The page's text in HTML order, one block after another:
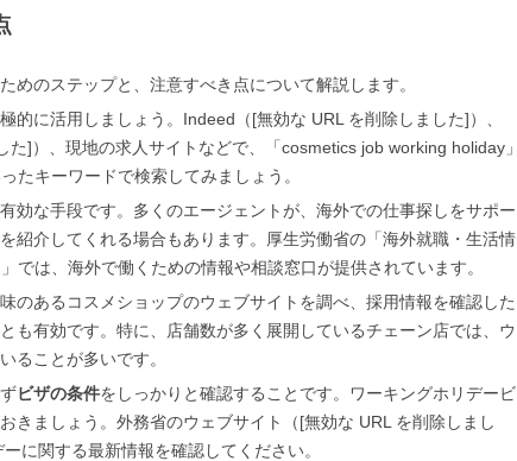
めのステップと、注意すべき点について解説します。
的に活用しましょう。Indeed（[無効な URL を削除しました]）、
]）、現地の求人サイトなどで、「cosmetics job working holiday」
たキーワードで検索してみましょう。
効な手段です。多くのエージェントが、海外での仕事探しをサポー
紹介してくれる場合もあります。厚生労働省の「海外就職・生活情
では、海外で働くための情報や相談窓口が提供されています。
のあるコスメショップのウェブサイトを調べ、採用情報を確認した
も有効です。特に、店舗数が多く展開しているチェーン店では、ウ
ることが多いです。
ビザの条件をしっかりと確認することです。ワーキングホリデービ
きましょう。外務省のウェブサイト（[無効な URL を削除しまし
に関する最新情報を確認してください。